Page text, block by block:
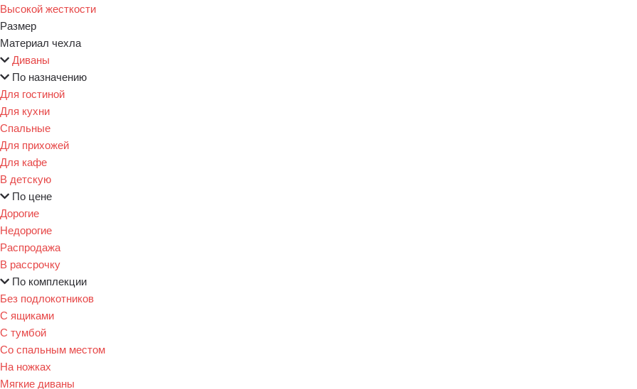
Высокой жесткости
Размер
Материал чехла
Диваны
По назначению
Для гостиной
Для кухни
Спальные
Для прихожей
Для кафе
В детскую
По цене
Дорогие
Недорогие
Распродажа
В рассрочку
По комплекции
Без подлокотников
С ящиками
С тумбой
Со спальным местом
На ножках
Мягкие диваны